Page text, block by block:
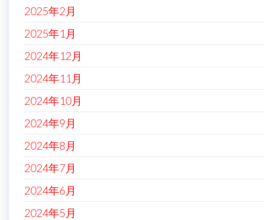
2025年2月
2025年1月
2024年12月
2024年11月
2024年10月
2024年9月
2024年8月
2024年7月
2024年6月
2024年5月